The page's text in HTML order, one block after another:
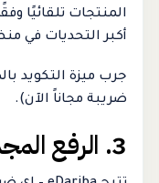
المنتجات تلقائيًا
أكبر التحديات في
ضريبة مجاناً الآن).
3. الرفع المجمع للفواتير